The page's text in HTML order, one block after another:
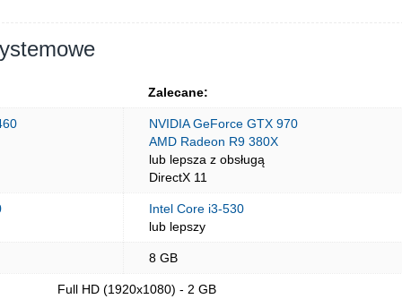
Zalecane:
NVIDIA GeForce GTX 970
AMD Radeon R9 380X
lub lepsza z obsługą
DirectX 11
Intel Core i3-530
lub lepszy
8 GB
Full HD (1920x1080) - 2 GB